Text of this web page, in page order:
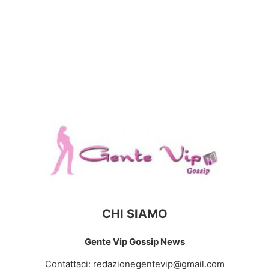
CHI SIAMO
Gente Vip Gossip News
Contattaci: redazionegentevip@gmail.com